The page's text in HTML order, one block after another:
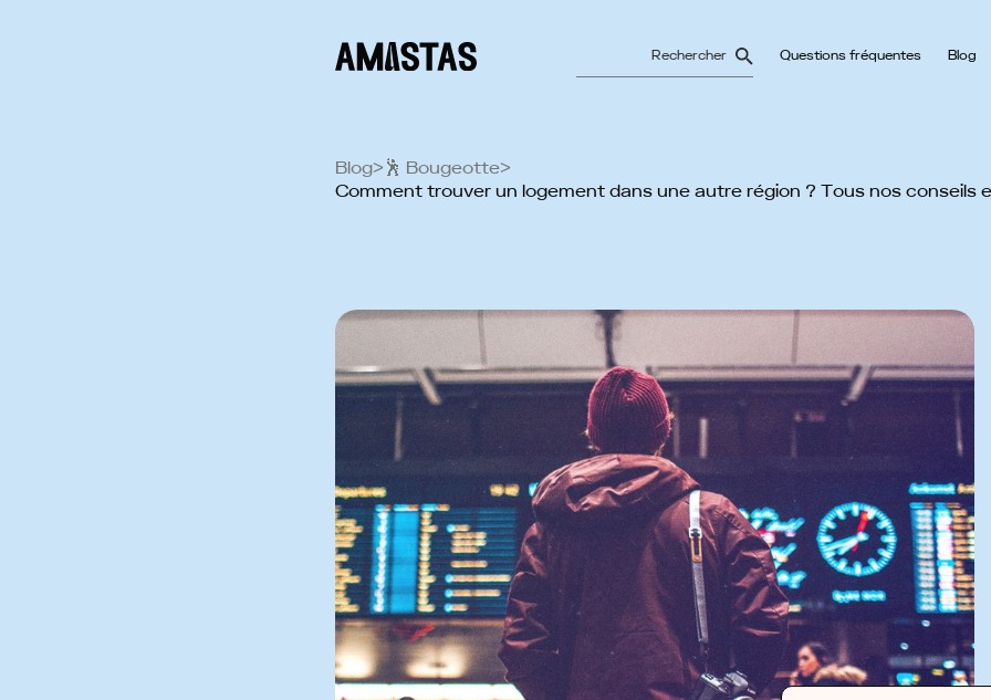
Questions fréquentes Blog
Blog> 🕺️ Bougeotte>
Comment trouver un logement dans une autre région ? Tous nos conseils